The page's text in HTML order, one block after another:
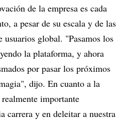
de la empresa es cada
a pesar de su escala y de las
usuarios global. "Pasamos los
la plataforma, y ahora
por pasar los próximos
dijo. En cuanto a la
importante
carrera y en deleitar a nuestra